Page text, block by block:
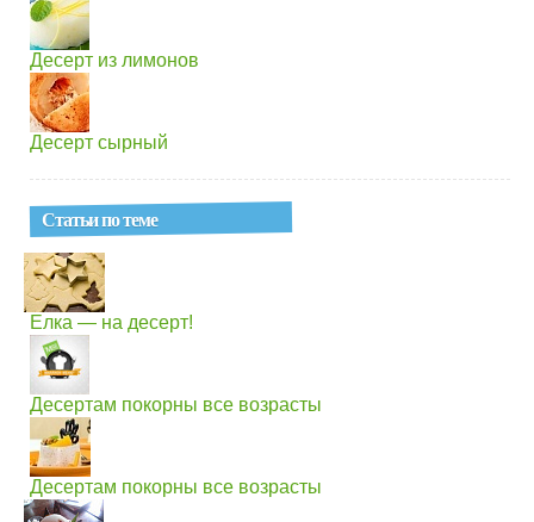
Десерт из лимонов
Десерт сырный
Статьи по теме
Елка — на десерт!
Десертам покорны все возрасты
Десертам покорны все возрасты